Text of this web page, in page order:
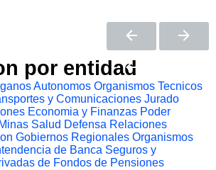
por entidad
Autonomos Organismos Tecnicos
y Comunicaciones Jurado
Economia y Finanzas Poder
Salud Defensa Relaciones
Gobiernos Regionales Organismos
de Banca Seguros y
de Fondos de Pensiones